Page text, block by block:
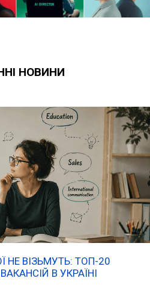
НОВИНИ
НЕ ВІЗЬМУТЬ: ТОП-20
В УКРАЇНІ